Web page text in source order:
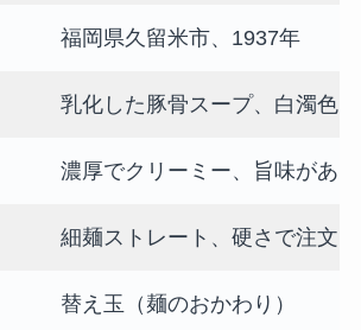
福岡県久留米市、1937年
乳化した豚骨スープ、白濁色
濃厚でクリーミー、旨味があ
細麺ストレート、硬さで注文
替え玉（麺のおかわり）